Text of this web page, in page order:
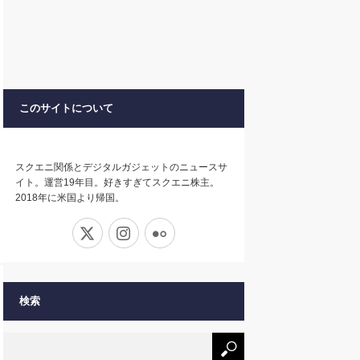
このサイトについて
スクエニ関係とデジタルガジェットのニュースサ
イト。運営19年目。好きすぎてスクエニ株主。
2018年に米国より帰国。
Instagram
検索